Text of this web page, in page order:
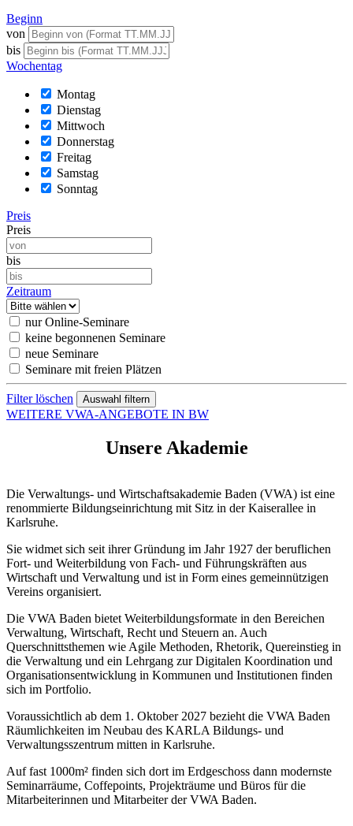
Beginn
von
bis
Wochentag
Montag
Dienstag
Mittwoch
Donnerstag
Freitag
Samstag
Sonntag
Preis
Preis
bis
Zeitraum
nur Online-Seminare
keine begonnenen Seminare
neue Seminare
Seminare mit freien Plätzen
Filter löschen
WEITERE VWA-ANGEBOTE IN BW
Unsere Akademie
Die Verwaltungs- und Wirtschaftsakademie Baden (VWA) ist eine
renommierte Bildungseinrichtung mit Sitz in der Kaiserallee in
Karlsruhe.
Sie widmet sich seit ihrer Gründung im Jahr 1927 der beruflichen
Fort- und Weiterbildung von Fach- und Führungskräften aus
Wirtschaft und Verwaltung und ist in Form eines gemeinnützigen
Vereins organisiert.
Die VWA Baden bietet Weiterbildungsformate in den Bereichen
Verwaltung, Wirtschaft, Recht und Steuern an. Auch
Querschnittsthemen wie Agile Methoden, Rhetorik, Quereinstieg in
die Verwaltung und ein Lehrgang zur Digitalen Koordination und
Organisationsentwicklung in Kommunen und Institutionen finden
sich im Portfolio.
Voraussichtlich ab dem 1. Oktober 2027 bezieht die VWA Baden
Räumlichkeiten im Neubau des KARLA Bildungs- und
Verwaltungsszentrum mitten in Karlsruhe.
Auf fast 1000m² finden sich dort im Erdgeschoss dann modernste
Seminarräume, Coffepoints, Projekträume und Büros für die
Mitarbeiterinnen und Mitarbeiter der VWA Baden.